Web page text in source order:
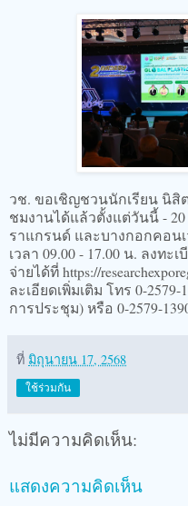
วช. ขอเชิญชวนนักเรียน นิสิ
ชมงานได้แล้วตั้งแต่วันนี้ -
ราแกรนด์ และบางกอกคอน
เวลา 09.00 - 17.00 น. ลงท
จ่ายได้ที่ https://
ละเอียดเพิ่มเติม โทร 0-
การประชุม) หรือ 0-2579-
ที่ มิถุนายน 17, 2568
ใช้ร่วมกัน
ไม่มีความคิดเห็น:
แสดงความคิดเห็น